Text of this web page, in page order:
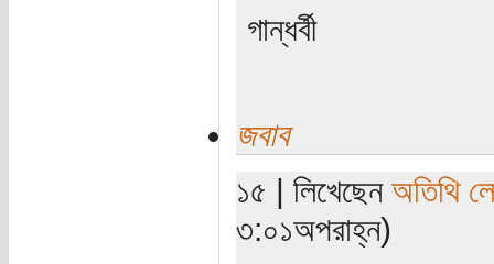
গান্ধর্বী
জবাব
১৫ | লিখেছেন অতিথি
৩:০১অপরাহ্ন)